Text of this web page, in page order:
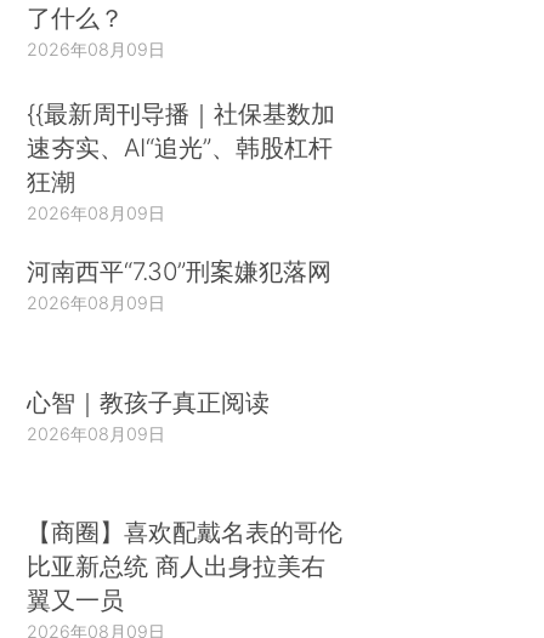
了什么？
2026年08月09日
{{最新周刊导播｜社保基数加
速夯实、AI“追光”、韩股杠杆
狂潮
2026年08月09日
河南西平“7.30”刑案嫌犯落网
2026年08月09日
心智｜教孩子真正阅读
2026年08月09日
【商圈】喜欢配戴名表的哥伦
比亚新总统 商人出身拉美右
翼又一员
2026年08月09日